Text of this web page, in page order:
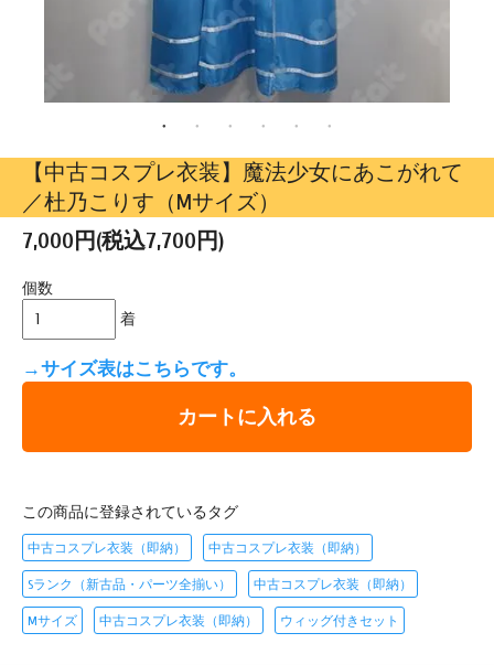
【中古コスプレ衣装】魔法少女にあこがれて
／杜乃こりす（Mサイズ）
7,000円(税込7,700円)
個数
着
→サイズ表はこちらです。
カートに入れる
この商品に登録されているタグ
中古コスプレ衣装（即納） 中古コスプレ衣装（即納）
Sランク（新古品・パーツ全揃い） 中古コスプレ衣装（即納）
Mサイズ 中古コスプレ衣装（即納） ウィッグ付きセット